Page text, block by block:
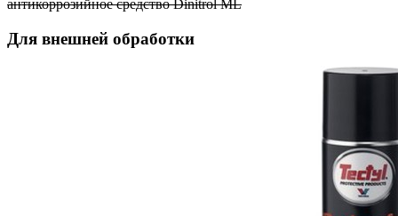
антикоррозийное средство Dinitrol ML
Для внешней обработки